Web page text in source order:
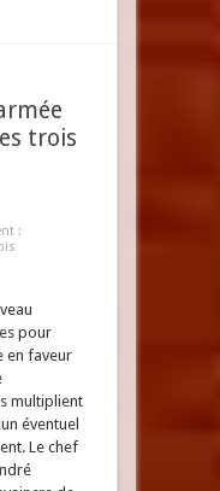
trois
:
pour
en faveur
multiplient
éventuel
Le chef